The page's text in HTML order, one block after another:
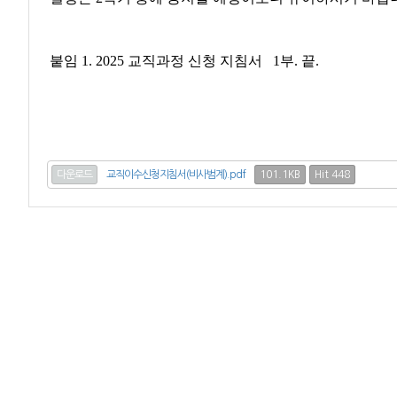
붙임 1. 2025 교직과정 신청 지침서 1부. 끝.
다운로드 교직이수신청지침서(비사범계).pdf 101.1KB Hit 448